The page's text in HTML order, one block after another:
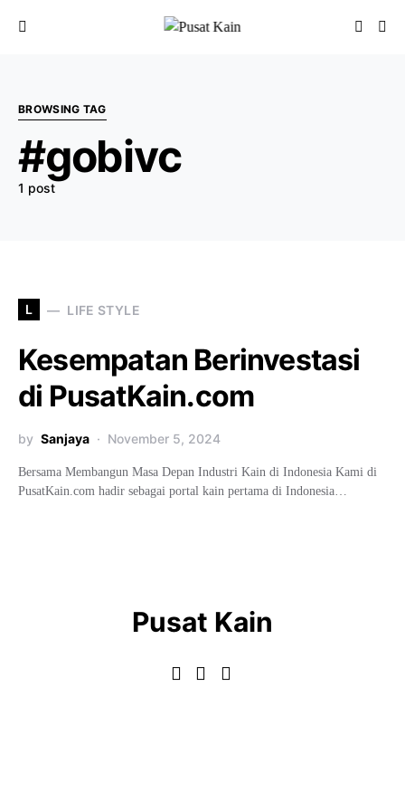
BROWSING TAG
#gobivc
1 post
L LIFE STYLE
Kesempatan Berinvestasi
di PusatKain.com
by Sanjaya November 5, 2024
Bersama Membangun Masa Depan Industri Kain di Indonesia Kami di
PusatKain.com hadir sebagai portal kain pertama di Indonesia…
Pusat Kain